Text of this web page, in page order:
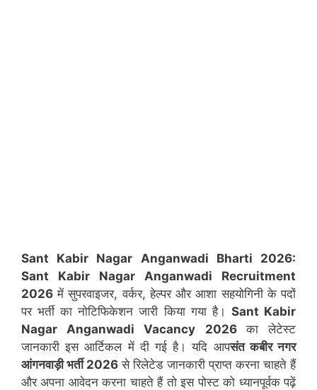
Sant Kabir Nagar Anganwadi Bharti 2026:
Sant Kabir Nagar Anganwadi Recruitment
2026 में सुपरवाइजर, वर्कर, हेल्पर और आशा सहयोगिनी के पदों
पर भर्ती का नोटिफिकेशन जारी किया गया है। Sant Kabir
Nagar Anganwadi Vacancy 2026का लेटेस्ट
जानकारी इस आर्टिकल में दी गई है। यदि आपसंत कबीर नगर
आंगनवाड़ी भर्ती 2026 से रिलेटेड जानकारी प्राप्त करना चाहते हैं
और अपना आवेदन करना चाहते हैं तो इस पोस्ट को ध्यानपूर्वक पढ़ें